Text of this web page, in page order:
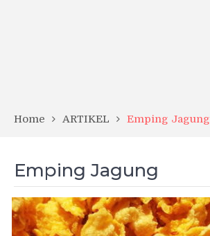
Home ARTIKEL Emping Jagung
Emping Jagung